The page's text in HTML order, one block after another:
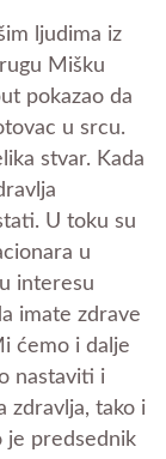
ljudima iz
Mišku
pokazao da
u srcu.
stvar. Kada
U toku su
u
interesu
imate zdrave
ćemo i dalje
nastaviti i
zdravlja, tako i
je predsednik